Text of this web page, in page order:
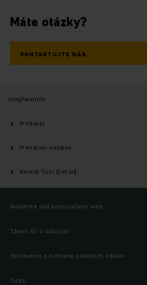
Máte otázky?
KONTAKTUJTE NÁS
Jungheinrich
Produkty
Prenájom vozíkov
Rental Tool (Detail)
Navštívte náš korporatívny web
Zákon EÚ o údajoch
Vyhlásenie o ochrane osobných údajov
Tiráž